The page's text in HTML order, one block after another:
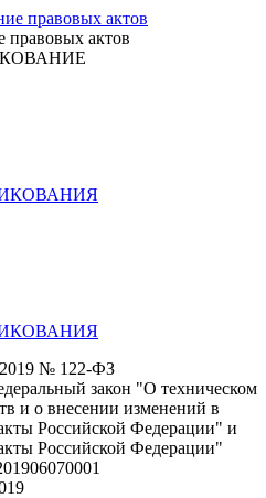
правовых актов
№ 122-ФЗ
закон "О техническом
и о внесении изменений в
Российской Федерации" и
Российской Федерации"